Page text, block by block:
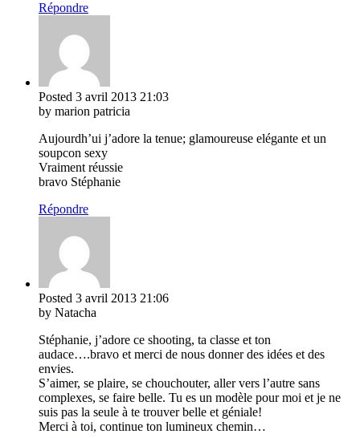
Répondre
Posted 3 avril 2013 21:03
by marion patricia
Aujourdh’ui j’adore la tenue; glamoureuse elégante et un
soupcon sexy
Vraiment réussie
bravo Stéphanie
Répondre
Posted 3 avril 2013 21:06
by Natacha
Stéphanie, j’adore ce shooting, ta classe et ton
audace….bravo et merci de nous donner des idées et des
envies.
S’aimer, se plaire, se chouchouter, aller vers l’autre sans
complexes, se faire belle. Tu es un modèle pour moi et je ne
suis pas la seule à te trouver belle et géniale!
Merci à toi, continue ton lumineux chemin…